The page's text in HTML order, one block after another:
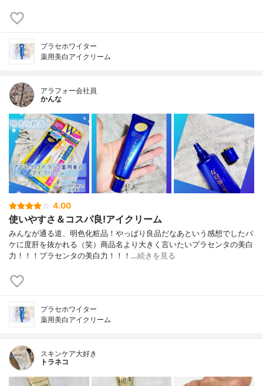
プラセホワイター
薬用美白アイクリーム
アラフォー会社員
かんな
4.00
使いやすさ＆コスパ良!アイクリーム
みんなが通る道、明色化粧品！やっぱり良品だなあという感想でしたパ
ケに度肝を抜かれる（笑）商品名より大きく言いたいプラセンタの美白
力！！！プラセンタの美白力！！！…続きを見る
プラセホワイター
薬用美白アイクリーム
スキンケア大好き
トラネコ